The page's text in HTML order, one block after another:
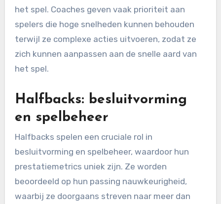
het spel. Coaches geven vaak prioriteit aan
spelers die hoge snelheden kunnen behouden
terwijl ze complexe acties uitvoeren, zodat ze
zich kunnen aanpassen aan de snelle aard van
het spel.
Halfbacks: besluitvorming
en spelbeheer
Halfbacks spelen een cruciale rol in
besluitvorming en spelbeheer, waardoor hun
prestatiemetrics uniek zijn. Ze worden
beoordeeld op hun passing nauwkeurigheid,
waarbij ze doorgaans streven naar meer dan